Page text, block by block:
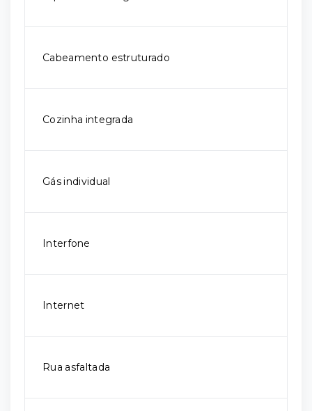
Cabeamento estruturado
Cozinha integrada
Gás individual
Interfone
Internet
Rua asfaltada